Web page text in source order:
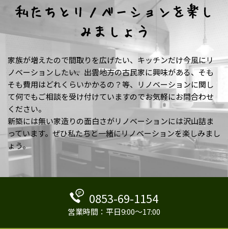
私たちとリノベーションを楽し
みましょう
家族が増えたので間取りを広げたい、キッチンだけ今風にリ
ノベーションしたい、出雲地方の古民家に興味がある、そも
そも費用はどれくらいかかるの？等、リノベーションに関し
て何でもご相談を受け付けていますのでお気軽にお問合わせ
ください。
新築には無い家造りの面白さがリノベーションには沢山詰ま
っています。ぜひ私たちと一緒にリノベーションを楽しみまし
ょう。
0853-69-1154
営業時間：平日9:00～17:00